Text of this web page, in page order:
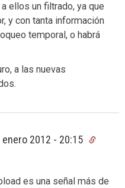
ellos un filtrado, ya que
y con tanta información
temporal, o habrá
a las nuevas
enero 2012 - 20:15
es una señal más de